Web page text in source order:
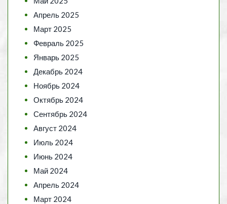
Апрель 2025
Март 2025
Февраль 2025
Январь 2025
Декабрь 2024
Ноябрь 2024
Октябрь 2024
Сентябрь 2024
Август 2024
Июль 2024
Июнь 2024
Май 2024
Апрель 2024
Март 2024